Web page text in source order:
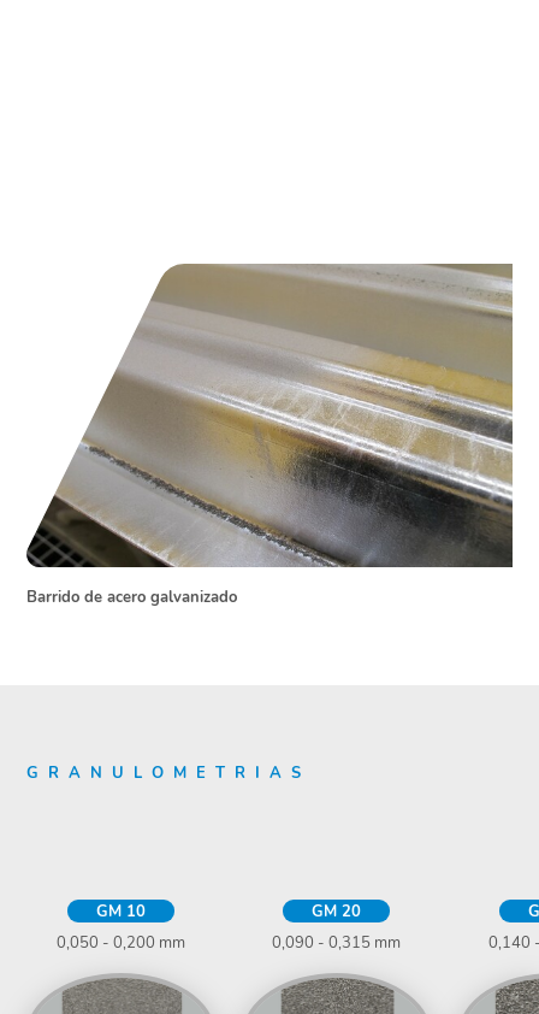
Barrido de acero galvanizado
G R A N U L O M E T R I A S
GM 10
0,050 - 0,200 mm
GM 20
0,090 - 0,315 mm
0,140